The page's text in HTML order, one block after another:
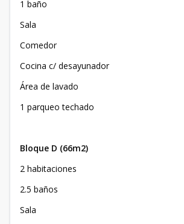
1 baño
Sala
Comedor
Cocina c/ desayunador
Área de lavado
1 parqueo techado
Bloque D (66m2)
2 habitaciones
2.5 baños
Sala